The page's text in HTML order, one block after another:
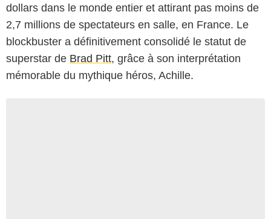
dollars dans le monde entier et attirant pas moins de
2,7 millions de spectateurs en salle, en France. Le
blockbuster a définitivement consolidé le statut de
superstar de Brad Pitt, grâce à son interprétation
mémorable du mythique héros, Achille.